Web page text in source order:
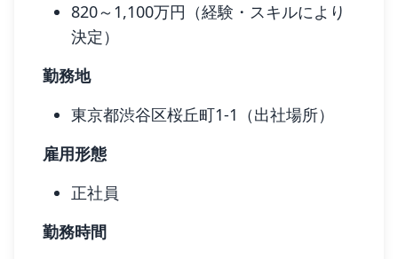
820～1,100万円（経験・スキルにより
決定）
勤務地
東京都渋谷区桜丘町1-1（出社場所）
雇用形態
正社員
勤務時間